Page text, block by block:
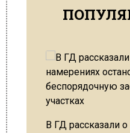
В ГД рассказали